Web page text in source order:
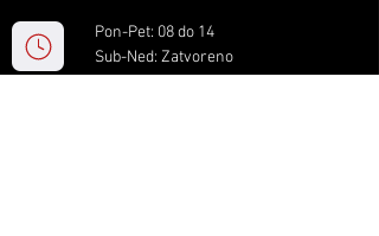
Pon-Pet: 08 do 14
Sub-Ned: Zatvoreno